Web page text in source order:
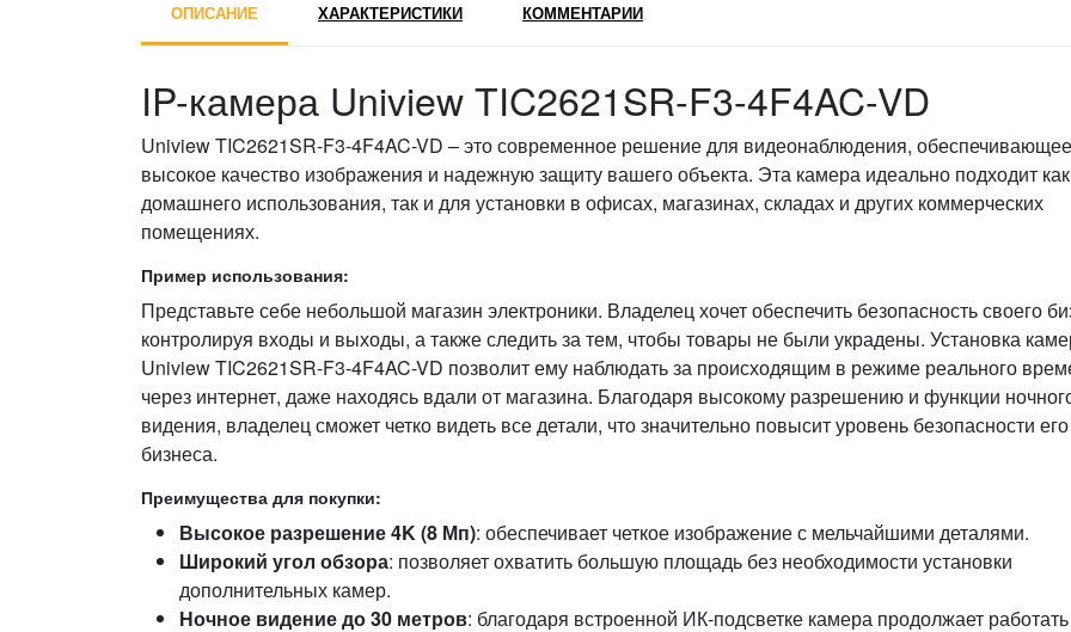
ОПИСАНИЕ ХАРАКТЕРИСТИКИ КОММЕНТАРИИ
IP-камера Uniview TIC2621SR-F3-4F4AC-VD
Uniview TIC2621SR-F3-4F4AC-VD – это современное решение для видеонаблюдения, обеспечивающее
высокое качество изображения и надежную защиту вашего объекта. Эта камера идеально подходит
домашнего использования, так и для установки в офисах, магазинах, складах и других коммерческих
помещениях.
Пример использования:
Представьте себе небольшой магазин электроники. Владелец хочет обеспечить безопасность своего
контролируя входы и выходы, а также следить за тем, чтобы товары не были украдены. Установка
Uniview TIC2621SR-F3-4F4AC-VD позволит ему наблюдать за происходящим в режиме реального
через интернет, даже находясь вдали от магазина. Благодаря высокому разрешению и функции
видения, владелец сможет четко видеть все детали, что значительно повысит уровень безопасности его
бизнеса.
Преимущества для покупки:
Высокое разрешение 4K (8 Мп): обеспечивает четкое изображение с мельчайшими деталями.
Широкий угол обзора: позволяет охватить большую площадь без необходимости установки
дополнительных камер.
Ночное видение до 30 метров: благодаря встроенной ИК-подсветке камера продолжает